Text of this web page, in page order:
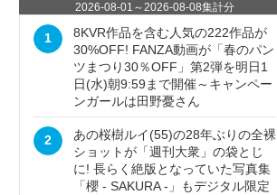
2026-08-01 ～2026-08-08集計分
1
8KVR作品を含む人気の222作品が
30%OFF! FANZA動画が「春のパン
ツまつり30％OFF」第2弾を明日1
日(水)朝9:59まで開催～キャンペー
ンガールは田野憂さん
2
あの桜樹ルイ(55)の28年ぶりの全裸
ショットが「週刊大衆」の袋とじ
に! 長らく絶版となっていた写真集
「櫻 - SAKURA -」もデジタル限定